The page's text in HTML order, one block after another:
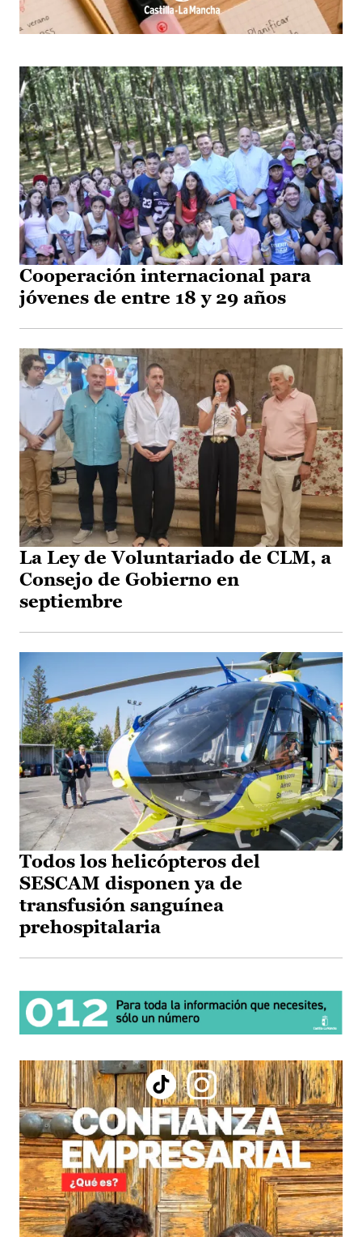
Cooperación internacional para
jóvenes de entre 18 y 29 años
La Ley de Voluntariado de CLM, a
Consejo de Gobierno en
septiembre
Todos los helicópteros del
SESCAM disponen ya de
transfusión sanguínea
prehospitalaria